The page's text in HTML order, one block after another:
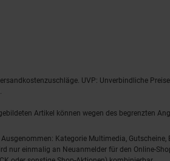
UVP: Unverbindliche
Artikel können wegen des begrenzten
Kategorie Multimedia,
einmalig an Neuanmelder für den Online-